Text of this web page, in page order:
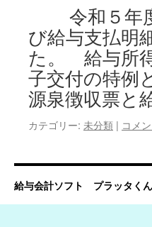
ッ
令和５年度
び給与支払明
た。 給与所
子交付の特例
源泉徴収票と
カテゴリー: 未分類 | コメ
給与会計ソフト プラッタくん